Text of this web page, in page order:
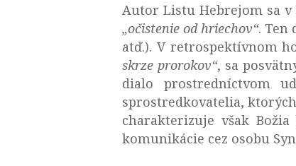
Autor Listu Hebrejom sa
„očistenie od hriechov“. Ten
atď.). V retrospektívnom
skrze prorokov“, sa
dialo prostredníctvom
sprostredkovatelia,
charakterizuje však
komunikácie cez osobu